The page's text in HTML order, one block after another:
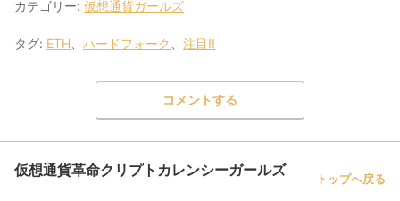
カテゴリー: 仮想通貨ガールズ
タグ: ETH、 ハードフォーク、 注目!!
コメントする
仮想通貨革命クリプトカレンシーガールズ
トップへ戻る